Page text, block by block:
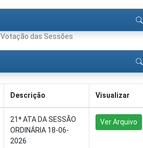
Votação das Sessões
Descrição Visualizar
21ª ATA DA SESSÃO
ORDINÁRIA 18-06-
2026
Ver Arquivo